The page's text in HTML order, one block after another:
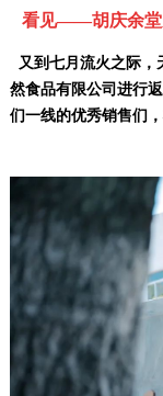
看见——胡庆余堂
又到 七月流火之际，
然食品有限公司 进行
们一线的优秀销售们